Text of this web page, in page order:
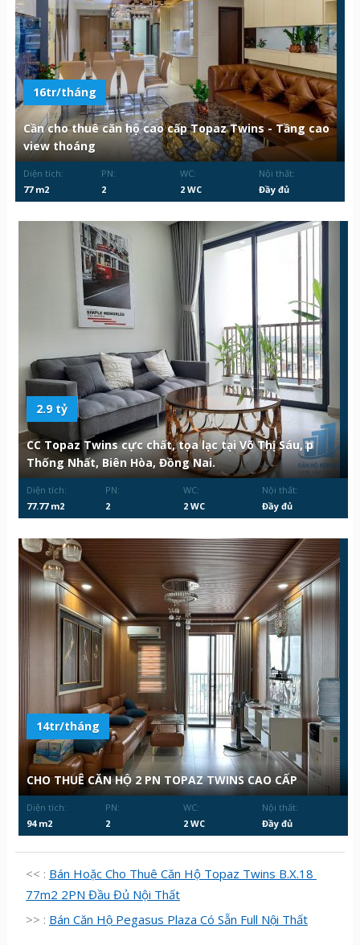
16tr/tháng
Cần cho thuê căn hộ cao cấp Topaz Twins - Tầng cao
view thoáng
Diện tích:
77 m2
PN:
2
WC:
2 WC
Nội thất:
Đầy đủ
2.9 tỷ
CC Topaz Twins cực chất, tọa lạc tại Võ Thị Sáu, p
Thống Nhất, Biên Hòa, Đồng Nai.
Diện tích:
77.77 m2
PN:
2
WC:
2 WC
Nội thất:
Đầy đủ
14tr/tháng
CHO THUÊ CĂN HỘ 2 PN TOPAZ TWINS CAO CẤP
Diện tích:
94 m2
PN:
2
WC:
2 WC
Nội thất:
Đầy đủ
<< : Bán Hoặc Cho Thuê Căn Hộ Topaz Twins B.X.18
77m2 2PN Đầu Đủ Nội Thất
>> : Bán Căn Hộ Pegasus Plaza Có Sẵn Full Nội Thất